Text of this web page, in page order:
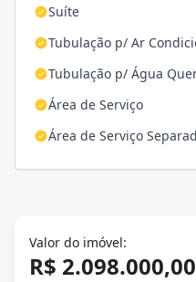
Suíte
Tubulação p/ Ar
Tubulação p/ Água
Área de Serviço
Área de Serviço
Valor do imóvel:
R$ 2.098.000,00